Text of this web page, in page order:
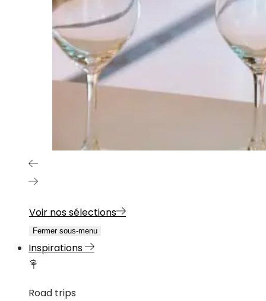
Voir nos sélections
Fermer sous-menu
Inspirations
Road trips